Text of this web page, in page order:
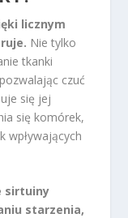
licznym
Nie tylko
tkanki
czuć
się jej
się komórek,
wpływających
sirtuiny
starzenia,